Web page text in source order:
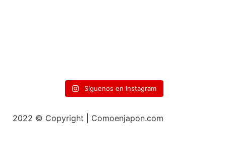
Síguenos en Instagram
2022 © Copyright | Comoenjapon.com